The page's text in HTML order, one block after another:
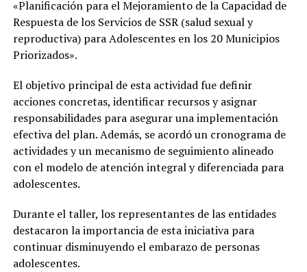
«Planificación para el Mejoramiento de la Capacidad de
Respuesta de los Servicios de SSR (salud sexual y
reproductiva) para Adolescentes en los 20 Municipios
Priorizados».
El objetivo principal de esta actividad fue definir
acciones concretas, identificar recursos y asignar
responsabilidades para asegurar una implementación
efectiva del plan. Además, se acordó un cronograma de
actividades y un mecanismo de seguimiento alineado
con el modelo de atención integral y diferenciada para
adolescentes.
Durante el taller, los representantes de las entidades
destacaron la importancia de esta iniciativa para
continuar disminuyendo el embarazo de personas
adolescentes.